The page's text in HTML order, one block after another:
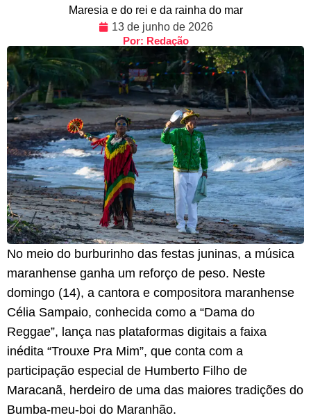
Maresia e do rei e da rainha do mar
13 de junho de 2026
Por: Redação
No meio do burburinho das festas juninas, a música
maranhense ganha um reforço de peso. Neste
domingo (14), a cantora e compositora maranhense
Célia Sampaio, conhecida como a “Dama do
Reggae”, lança nas plataformas digitais a faixa
inédita “Trouxe Pra Mim”, que conta com a
participação especial de Humberto Filho de
Maracanã, herdeiro de uma das maiores tradições do
Bumba-meu-boi do Maranhão.